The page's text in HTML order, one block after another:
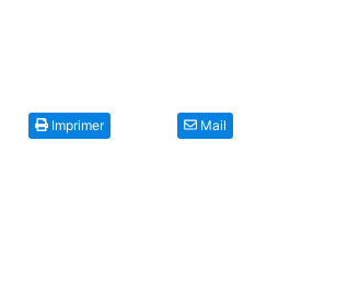
Imprimer Mail